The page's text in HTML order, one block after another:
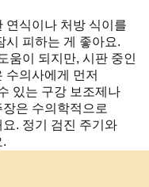
연식이나 처방 식이를
시 피하는 게 좋아요.
움이 되지만, 시판 중인
수의사에게 먼저
있는 구강 보조제나
은 수의학적으로
. 정기 검진 주기와
.